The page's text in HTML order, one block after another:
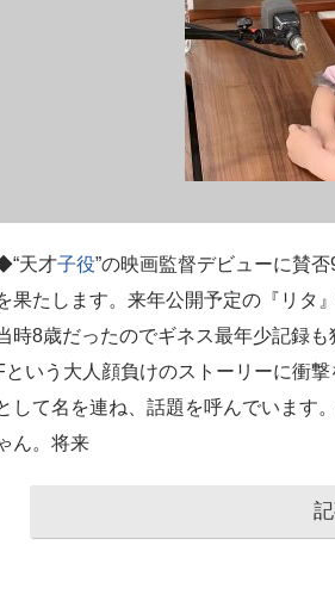
天才子役”の映画監督デビューに賛
果たします。来年公開予定の『リタ
時8歳だったのでギネス最年少記録
という大人顔負けのストーリーに衝
して名を連ね、話題を呼んでいます
ん。将来